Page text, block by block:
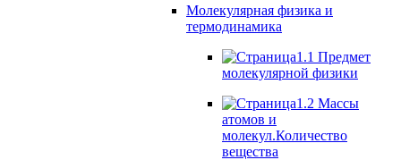
Молекулярная физика и
термодинамика
1.1 Предмет
молекулярной физики
1.2 Массы
атомов и
молекул.Количество
вещества